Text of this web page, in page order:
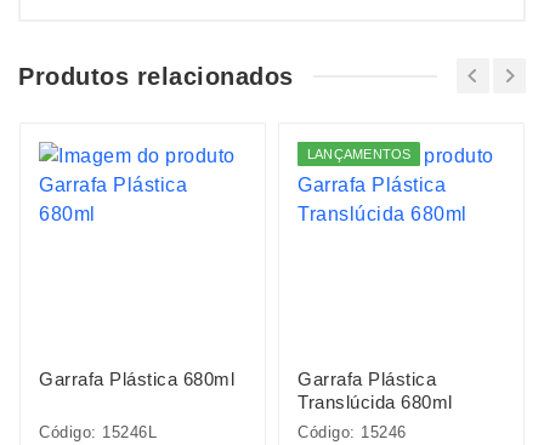
Produtos relacionados
Garrafa Plástica 680ml
Código: 15246L
LANÇAMENTOS
Garrafa Plástica
Translúcida 680ml
Código: 15246